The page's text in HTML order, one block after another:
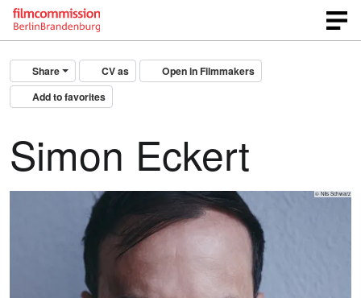
Share CV as
Open in Filmmakers
Add to favorites
Simon Eckert
© Nils Schwarz